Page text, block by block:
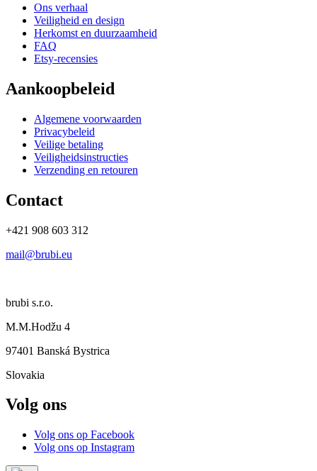
Ons verhaal
Veiligheid en design
Herkomst en duurzaamheid
FAQ
Etsy-recensies
Aankoopbeleid
Algemene voorwaarden
Privacybeleid
Veilige betaling
Veiligheidsinstructies
Verzending en retouren
Contact
+421 908 603 312
mail@brubi.eu
brubi s.r.o.
M.M.Hodžu 4
97401 Banská Bystrica
Slovakia
Volg ons
Volg ons op Facebook
Volg ons op Instagram